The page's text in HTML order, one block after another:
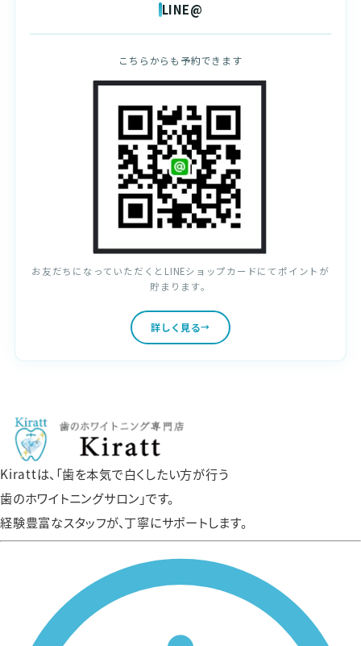
LINE@
こちらからも予約できます
お友だちになっていただくとLINEショップカードにてポイントが
貯まります。
詳しく見る
Kirattは、「歯を本気で白くしたい方が行う
歯のホワイトニングサロン」です。
経験豊富なスタッフが、丁寧にサポートします。